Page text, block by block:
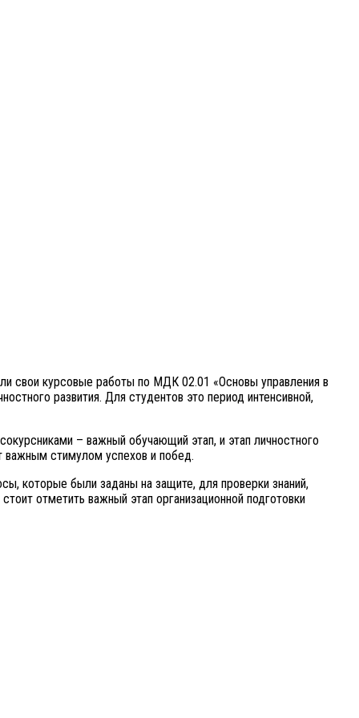
свои курсовые работы по МДК 02.01 «Основы управления в
развития. Для студентов это период интенсивной,
– важный обучающий этап, и этап личностного
важным стимулом успехов и побед.
которые были заданы на защите, для проверки знаний,
отметить важный этап организационной подготовки